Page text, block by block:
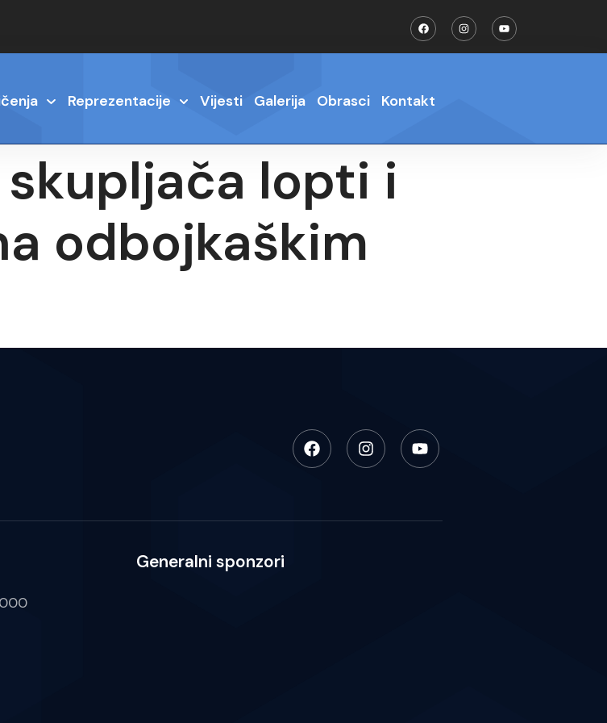
Reprezentacije Vijesti Galerija Obrasci Kontakt
lopti i
odbojkaškim
Generalni sponzori